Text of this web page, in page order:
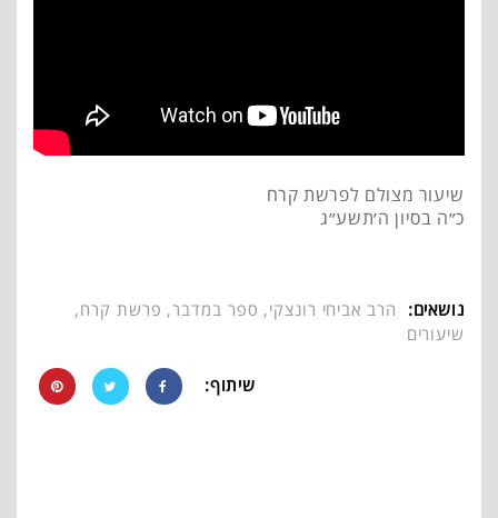
שיעור מצולם לפרשת קרח
כ״ה בסיון ה׳תשע״ג
נושאים: הרב אביחי רונצקי, ספר במדבר, פרשת קרח,
שיעורים
שיתוף: